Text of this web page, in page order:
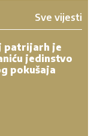
Sve vijesti
patrijarh je
jedinstvo
pokušaja